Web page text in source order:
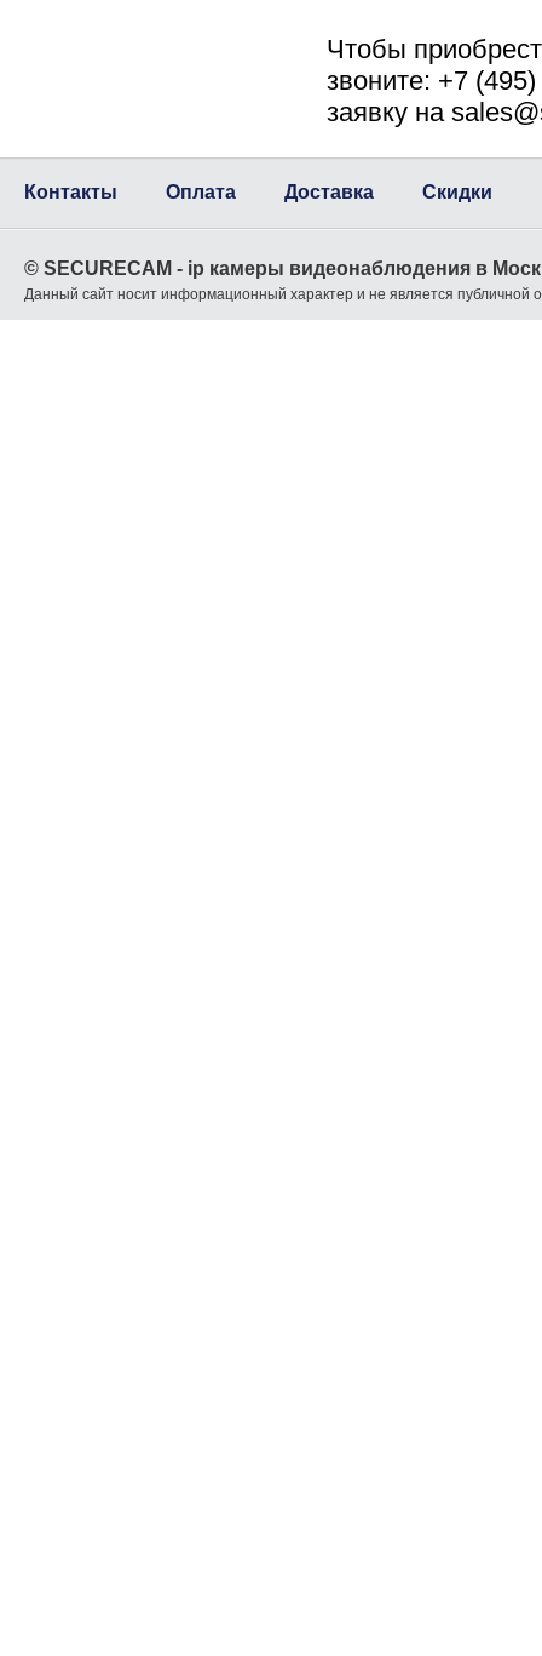
Чтобы
звоните: +7
заявку на
Контакты Оплата Доставка Скидки
© SECURECAM - ip камеры видеонаблюдения в
Данный сайт носит информационный характер и не является публичной